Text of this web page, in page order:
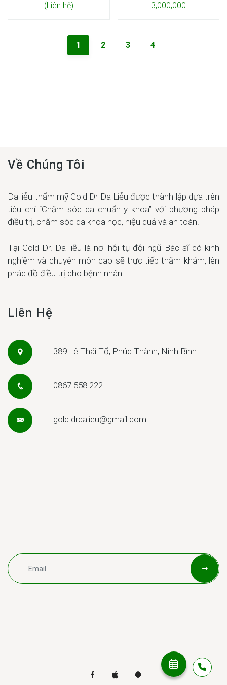
(Liên hệ)
3,000,000
1 2 3 4
Về Chúng Tôi
Da liễu thẩm mỹ Gold Dr Da Liễu được thành lập dựa trên
tiêu chí “Chăm sóc da chuẩn y khoa” với phương pháp
điều trị, chăm sóc da khoa học, hiệu quả và an toàn.
Tại Gold Dr. Da liễu là nơi hội tụ đội ngũ Bác sĩ có kinh
nghiệm và chuyên môn cao sẽ trực tiếp thăm khám, lên
phác đồ điều trị cho bệnh nhân.
Liên Hệ
389 Lê Thái Tổ, Phúc Thành, Ninh Bình
0867.558.222
gold.drdalieu@gmail.com